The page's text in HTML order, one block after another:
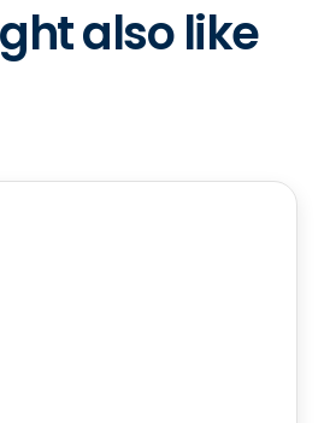
also like